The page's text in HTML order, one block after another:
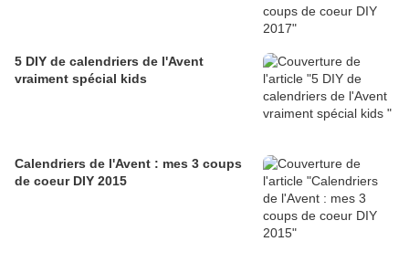
5 DIY de calendriers de l'Avent
vraiment spécial kids
Calendriers de l'Avent : mes 3 coups
de coeur DIY 2015